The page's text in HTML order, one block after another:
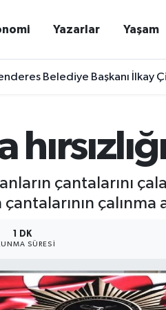
Yazarlar Yaşam
Belediye Başkanı İlkay
çantalarını
1 DK
SÜRESI